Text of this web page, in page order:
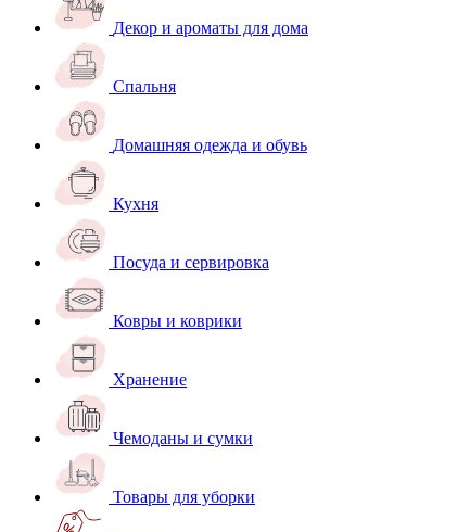
Декор и ароматы для дома
Спальня
Домашняя одежда и обувь
Кухня
Посуда и сервировка
Ковры и коврики
Хранение
Чемоданы и сумки
Товары для уборки